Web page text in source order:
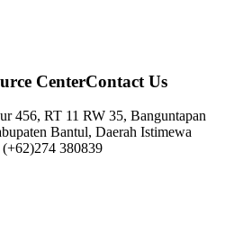
CenterContact Us
456, RT 11 RW 35, Banguntapan
Bantul, Daerah Istimewa
380839